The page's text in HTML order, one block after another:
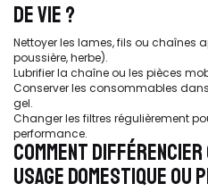
DE VIE ?
Nettoyer les lames, fils ou chaînes
poussière, herbe).
Lubrifier la chaîne ou les pièces
Conserver les consommables
gel.
Changer les filtres régulièrement
performance.
COMMENT
USAGE DOMESTIQUE OU